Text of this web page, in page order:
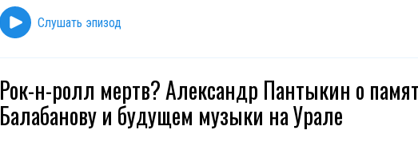
Слушать эпизод
Рок-н-ролл мертв? Александр Пантыкин о
Балабанову и будущем музыки на Урале